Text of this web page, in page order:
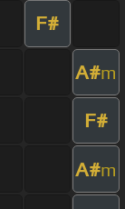
F#
A#m
F#
A#m